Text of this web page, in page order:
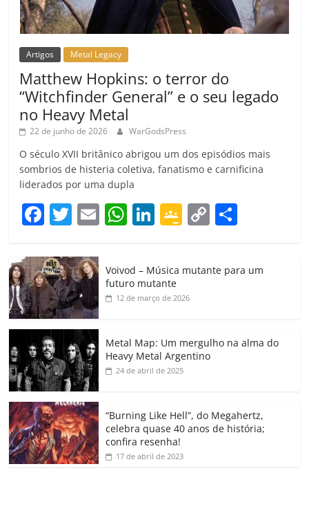
Artigos Metal Legacy
Matthew Hopkins: o terror do
“Witchfinder General” e o seu legado
no Heavy Metal
22 de junho de 2026 WarGodsPress
O século XVII britânico abrigou um dos episódios mais
sombrios de histeria coletiva, fanatismo e carnificina
liderados por uma dupla
F
c
e
b
o
o
k
T
itt
er
E
ai
W
at
s
A
p
Li
k
e
dI
G
gl
e
a
ss
o
m
C
y
k
p
h
Voivod – Música mutante para um
futuro mutante
12 de março de 2026
Metal Map: Um mergulho na alma do
Heavy Metal Argentino
24 de abril de 2025
“Burning Like Hell”, do Megahertz,
celebra quase 40 anos de história;
confira resenha!
17 de abril de 2023